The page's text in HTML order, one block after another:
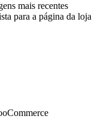
mais recentes
para a página da loja